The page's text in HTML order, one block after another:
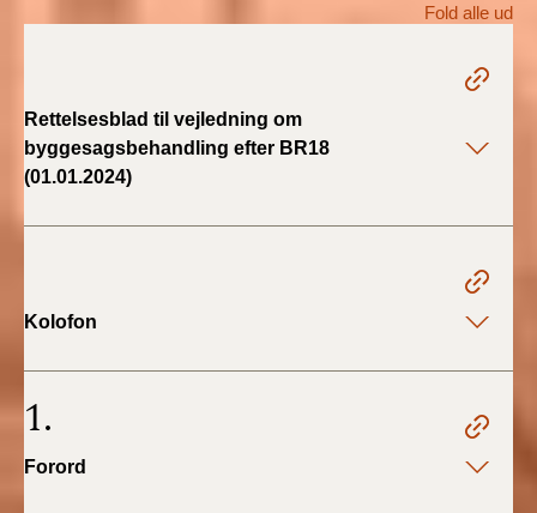
BR18 (29/6 - 31/12
2021)
2020)
BR18 (1/1-9/3 2020)
Fold alle ud
Rettelsesblad til vejledning om
byggesagsbehandling efter BR18
(01.01.2024)
Kolofon
1.
Forord